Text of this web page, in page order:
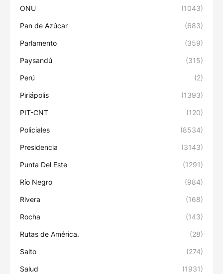
ONU (1043)
Pan de Azúcar (683)
Parlamento (359)
Paysandú (315)
Perú (2)
Piriápolis (1393)
PIT-CNT (120)
Policiales (8534)
Presidencia (3143)
Punta Del Este (1291)
Río Negro (984)
Rivera (168)
Rocha (143)
Rutas de América. (28)
Salto (274)
Salud (1931)